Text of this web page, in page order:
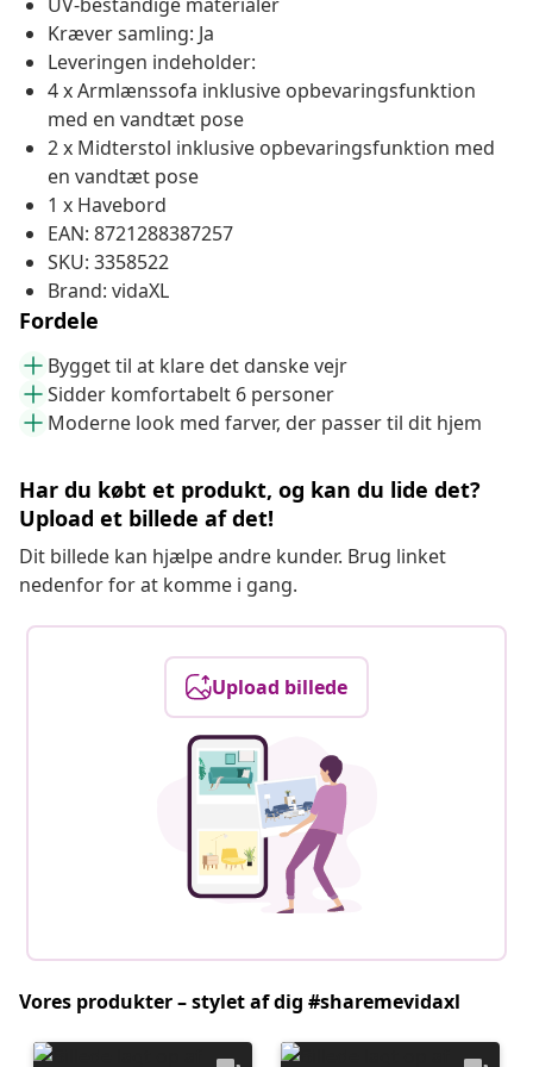
Kræver samling: Ja
Leveringen indeholder:
4 x Armlænssofa inklusive opbevaringsfunktion
med en vandtæt pose
2 x Midterstol inklusive opbevaringsfunktion med
en vandtæt pose
1 x Havebord
EAN: 8721288387257
SKU: 3358522
Brand: vidaXL
Fordele
Bygget til at klare det danske vejr
Sidder komfortabelt 6 personer
Moderne look med farver, der passer til dit hjem
Har du købt et produkt, og kan du lide det?
Upload et billede af det!
Dit billede kan hjælpe andre kunder. Brug linket
nedenfor for at komme i gang.
Upload billede
Vores produkter – stylet af dig #sharemevidaxl